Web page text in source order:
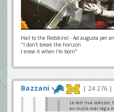
Hail to the Redskins! - Ad augusta per
"I don't break the horizon
I erase it when I'm born"
Bazzani 24 276
Le lett írva sokszor,
en múlik már rég a